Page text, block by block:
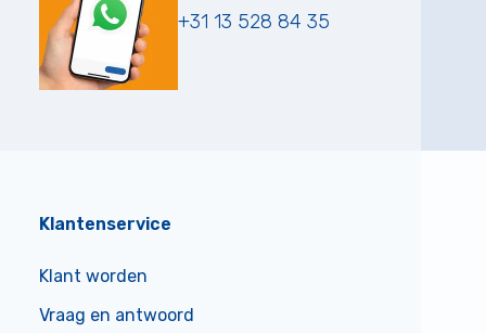
+31 13 528 84 35
Klantenservice
Klant worden
Vraag en antwoord